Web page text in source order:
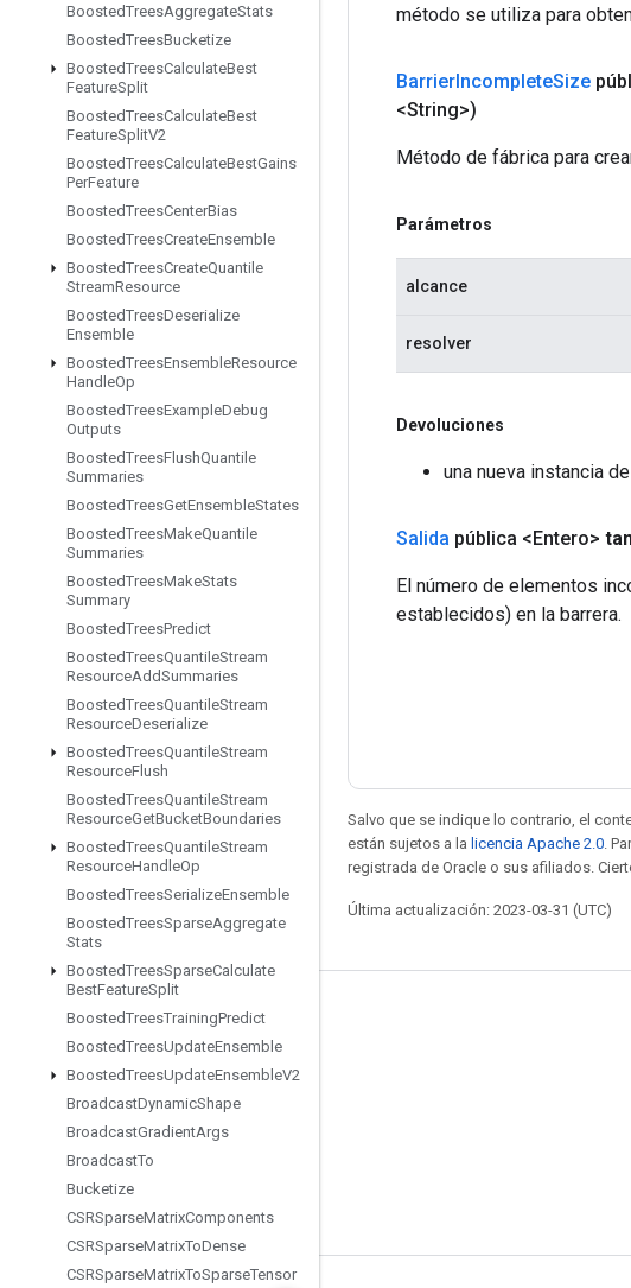
BoostedTreesAggregateStats
BoostedTreesBucketize
BoostedTreesCalculateBest
FeatureSplit
BoostedTreesCalculateBest
FeatureSplitV2
BoostedTreesCalculateBestGains
PerFeature
BoostedTreesCenterBias
BoostedTreesCreateEnsemble
BoostedTreesCreateQuantile
StreamResource
BoostedTreesDeserialize
Ensemble
BoostedTreesEnsembleResource
HandleOp
BoostedTreesExampleDebug
Outputs
BoostedTreesFlushQuantile
Summaries
BoostedTreesGetEnsembleStates
BoostedTreesMakeQuantile
Summaries
BoostedTreesMakeStats
Summary
BoostedTreesPredict
BoostedTreesQuantileStream
ResourceAddSummaries
BoostedTreesQuantileStream
ResourceDeserialize
BoostedTreesQuantileStream
ResourceFlush
BoostedTreesQuantileStream
ResourceGetBucketBoundaries
BoostedTreesQuantileStream
ResourceHandleOp
BoostedTreesSerializeEnsemble
BoostedTreesSparseAggregate
Stats
BoostedTreesSparseCalculate
BestFeatureSplit
BoostedTreesTrainingPredict
BoostedTreesUpdateEnsemble
BoostedTreesUpdateEnsembleV2
BroadcastDynamicShape
BroadcastGradientArgs
BroadcastTo
Bucketize
CSRSparseMatrixComponents
CSRSparseMatrixToDense
CSRSparseMatrixToSparseTensor
método se utiliza para
BarrierIncompleteSize
<String>)
Método de fábrica para
Parámetros
alcance
resolver
Devoluciones
una nueva instancia
Salida pública <Entero>
El número de elementos
establecidos) en la barrera.
Salvo que se indique lo contrario, el
están sujetos a la licencia Apache 2.0 .
registrada de Oracle o sus afiliados.
Última actualización: 2023-03-31 (UTC)
Mantente conectado
GitHub
Twitter